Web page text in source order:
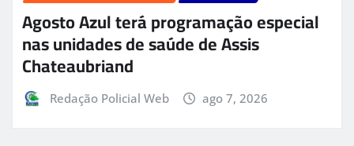
Agosto Azul terá programação especial
nas unidades de saúde de Assis
Chateaubriand
Redação Policial Web ago 7, 2026